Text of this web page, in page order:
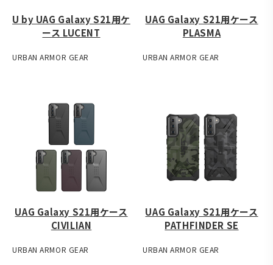
U by UAG Galaxy S21用ケ
ース LUCENT
URBAN ARMOR GEAR
UAG Galaxy S21用ケース
PLASMA
URBAN ARMOR GEAR
UAG Galaxy S21用ケース
CIVILIAN
URBAN ARMOR GEAR
UAG Galaxy S21用ケース
PATHFINDER SE
URBAN ARMOR GEAR